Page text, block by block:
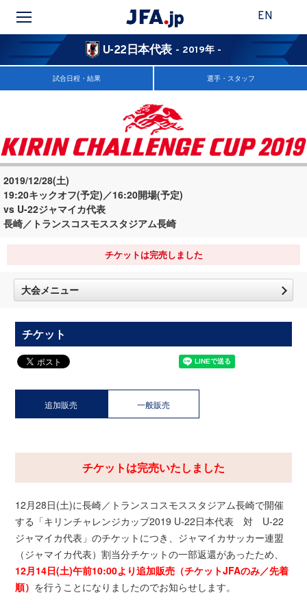
EN
U-22日本代表 - 2019年 -
試合日程・結果 選手・スタッフ
2019/12/28(土)
19:20キックオフ(予定)／16:20開場(予定)
vs U-22ジャマイカ代表
長崎／トランスコスモススタジアム長崎
チケットは完売しました
大会メニュー
チケット
追加販売 一般販売
チケットは完売いたしました
12月28日(土)に長崎／トランスコスモススタジアム長崎で開催
する「キリンチャレンジカップ2019 U-22日本代表 対 U-22
ジャマイカ代表」のチケットにつき、ジャマイカサッカー連盟
（ジャマイカ代表）割当分チケットの一部返還があったため、
12月14日(土)午前10:00より追加販売（チケットJFAのみ／先着
順） を行うことになりましたのでお知らせします。